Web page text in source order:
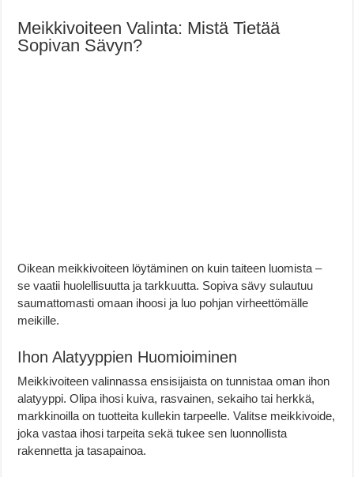
Meikkivoiteen Valinta: Mistä Tietää
Sopivan Sävyn?
Oikean meikkivoiteen löytäminen on kuin taiteen luomista –
se vaatii huolellisuutta ja tarkkuutta. Sopiva sävy sulautuu
saumattomasti omaan ihoosi ja luo pohjan virheettömälle
meikille.
Ihon Alatyyppien Huomioiminen
Meikkivoiteen valinnassa ensisijaista on tunnistaa oman ihon
alatyyppi. Olipa ihosi kuiva, rasvainen, sekaiho tai herkkä,
markkinoilla on tuotteita kullekin tarpeelle. Valitse meikkivoide,
joka vastaa ihosi tarpeita sekä tukee sen luonnollista
rakennetta ja tasapainoa.